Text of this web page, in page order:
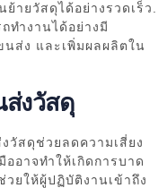
ายวัสดุได้อย่างรวดเร็ว.
ทำงานได้อย่างมี
ส่ง และเพิ่มผลผลิตใน
ส่งวัสดุ
วัสดุช่วยลดความเสี่ยง
อาจทำให้เกิดการบาด
วยให้ผู้ปฏิบัติงานเข้าถึง